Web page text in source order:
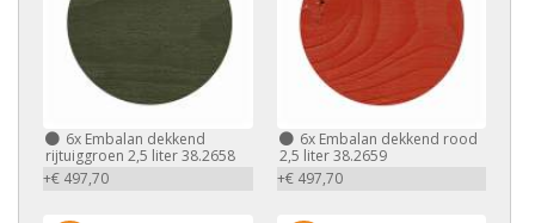
6x Embalan dekkend
rijtuiggroen 2,5 liter 38.2658
+€ 497,70
6xEmbalan dekkend rood
2,5 liter 38.2659
+€ 497,70